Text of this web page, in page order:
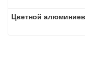
Цветной